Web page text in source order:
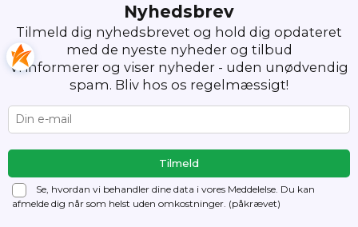
Nyhedsbrev
Tilmeld dig nyhedsbrevet og hold dig opdateret
med de nyeste nyheder og tilbud
Vi informerer og viser nyheder - uden unødvendig
spam. Bliv hos os regelmæssigt!
Se, hvordan vi behandler dine data i vores Meddelelse. Du kan
afmelde dig når som helst uden omkostninger. (påkrævet)